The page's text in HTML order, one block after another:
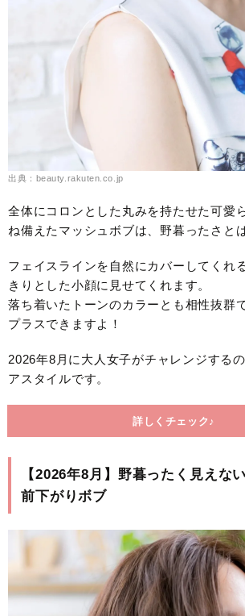
出典：beauty.rakuten.co.jp
全体にコロンとした丸みを持たせた可愛
ね備えたマッシュボブは、野暮ったさと
フェイスラインを自然にカバーしてくれ
きりとした小顔に見せてくれます。
落ち着いたトーンのカラーとも相性抜群
プラスできますよ！
2026年8月に大人女子がチャレンジする
アスタイルです。
詳しくチェック♪
【2026年8月】野暮ったく見えな
前下がりボブ